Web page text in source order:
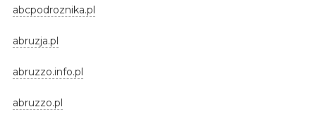
abcpodroznika.pl
abruzja.pl
abruzzo.info.pl
abruzzo.pl